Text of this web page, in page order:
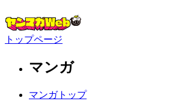
トップページ
マンガ
マンガトップ